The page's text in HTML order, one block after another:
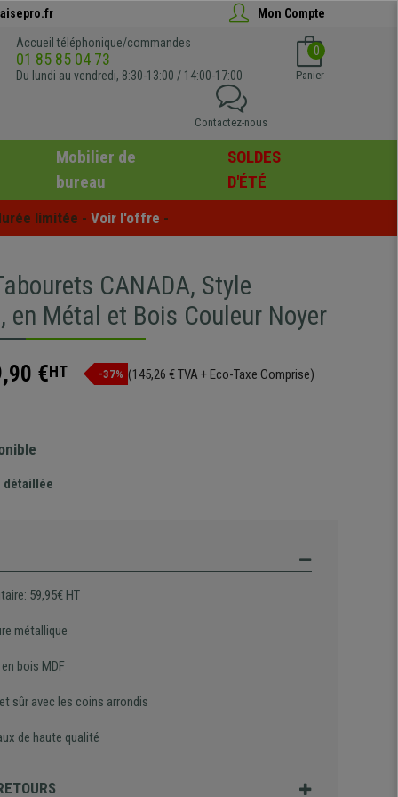
Mon Compte
Accueil téléphonique/commandes
01 85 85 04 73
Du lundi au vendredi, 8:30-13:00 / 14:00-17:00
0
Panier
Contactez-nous
Mobilier de
bureau
SOLDES
D'ÉTÉ
limitée - Voir l'offre -
CANADA, Style
en Métal et Bois Couleur Noyer
€HT -37% (145,26 € TVA + Eco-Taxe Comprise)
détaillée
59,95€ HT
métallique
bois MDF
sûr avec les coins arrondis
de haute qualité